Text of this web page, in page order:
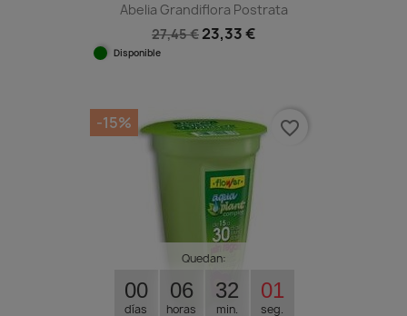
Abelia Grandiflora Postrata
27,45 € 23,33 €
Disponible
Quedan:
00
días
06
horas
32
min.
00
seg.
-15% favorite_border